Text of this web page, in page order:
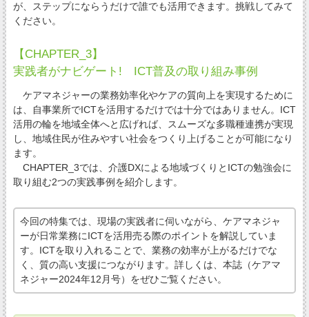
が、ステップにならうだけで誰でも活用できます。挑戦してみて
ください。
【CHAPTER_3】
実践者がナビゲート! ICT普及の取り組み事例
ケアマネジャーの業務効率化やケアの質向上を実現するために
は、自事業所でICTを活用するだけでは十分ではありません。ICT
活用の輪を地域全体へと広げれば、スムーズな多職種連携が実現
し、地域住民が住みやすい社会をつくり上げることが可能になり
ます。
CHAPTER_3では、介護DXによる地域づくりとICTの勉強会に
取り組む2つの実践事例を紹介します。
今回の特集では、現場の実践者に伺いながら、ケアマネジャ
ーが日常業務にICTを活用売る際のポイントを解説していま
す。ICTを取り入れることで、業務の効率が上がるだけでな
く、質の高い支援につながります。詳しくは、本誌（ケアマ
ネジャー2024年12月号）をぜひご覧ください。